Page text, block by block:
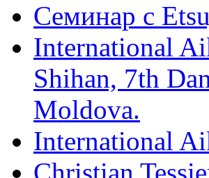
Семинар с
International
Shihan, 7th
Moldova.
International